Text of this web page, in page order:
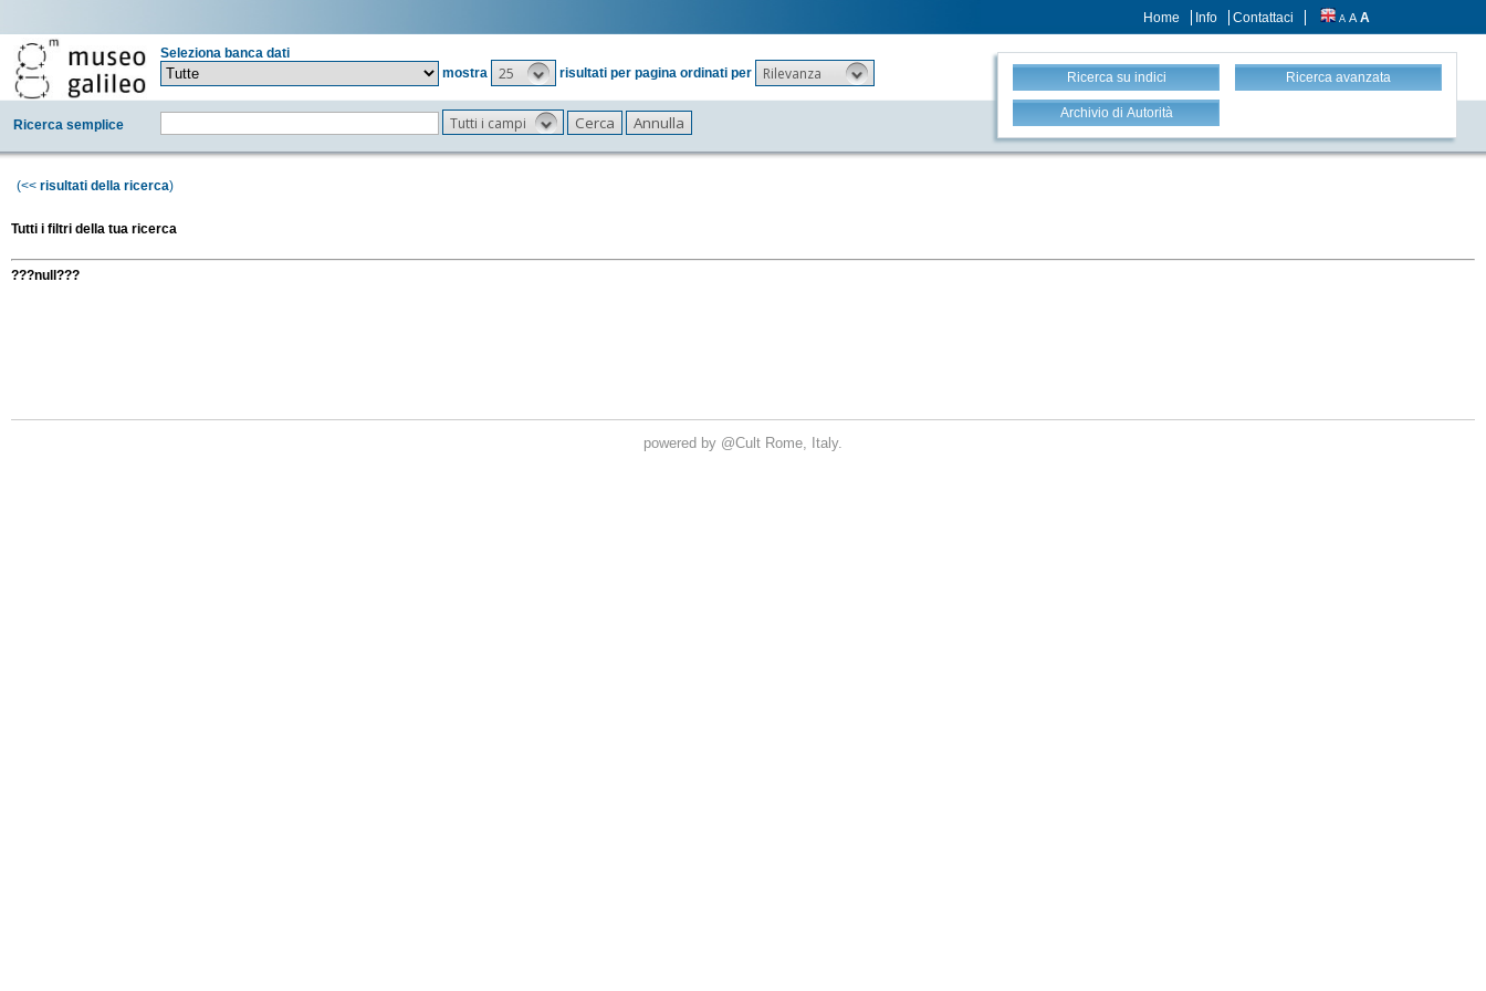
Home Info Contattaci A A A
Seleziona banca dati
mostra
25 risultati per pagina ordinati per Rilevanza
Ricerca semplice Tutti i campi
Ricerca su indici Ricerca avanzata
Archivio di Autorità
(<< risultati della ricerca)
Tutti i filtri della tua ricerca
???null???
powered by @Cult Rome, Italy.